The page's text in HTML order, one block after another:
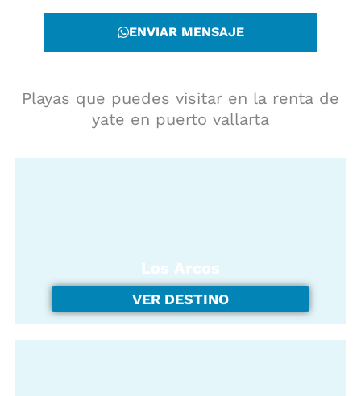
ENVIAR MENSAJE
Playas que puedes visitar en la renta de
yate en puerto vallarta
Los Arcos
VER DESTINO